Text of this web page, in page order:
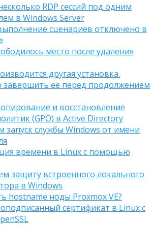
RDP сессий под одним
в Windows Server
сценариев отключено в
место после удаления
другая установка.
завершить ее перед продолжением
и восстановление
(GPO) в Active Directory
запуск службы Windows от имени
времени в Linux с помощью
защиту встроенного локального
в Windows
hostname ноды Proxmox VE?
сертификат в Linux с